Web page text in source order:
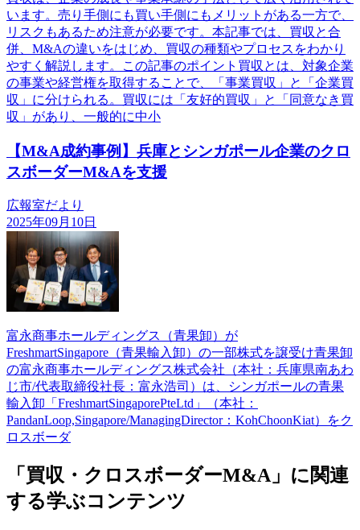
います。売り手側にも買い手側にもメリットがある一方で、
リスクもあるため注意が必要です。本記事では、買収と合
併、M&Aの違いをはじめ、買収の種類やプロセスをわかり
やすく解説します。この記事のポイント買収とは、対象企業
の事業や経営権を取得することで、「事業買収」と「企業買
収」に分けられる。買収には「友好的買収」と「同意なき買
収」があり、一般的に中小
【M&A成約事例】兵庫とシンガポール企業のクロ
スボーダーM&Aを支援
広報室だより
2025年09月10日
富永商事ホールディングス（青果卸）が
FreshmartSingapore（青果輸入卸）の一部株式を譲受け青果卸
の富永商事ホールディングス株式会社（本社：兵庫県南あわ
じ市/代表取締役社長：富永浩司）は、シンガポールの青果
輸入卸「FreshmartSingaporePteLtd」（本社：
PandanLoop,Singapore/ManagingDirector：KohChoonKiat）をク
ロスボーダ
「買収・クロスボーダーM&A」に関連
する学ぶコンテンツ